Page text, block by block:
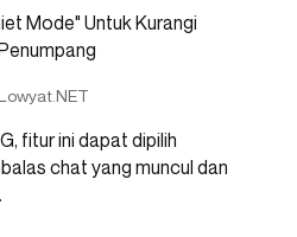
fitur ini dapat dipilih
chat yang muncul dan